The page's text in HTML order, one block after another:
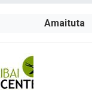
Amaituta